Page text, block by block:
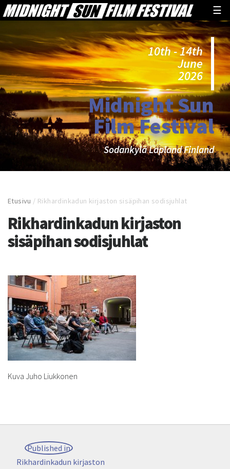
☰
10th - 14th
June
2026
Midnight Sun
Film Festival
Sodankylä Lapland Finland
Etusivu / Rikhardinkadun kirjaston sisäpihan sodisjuhlat
Rikhardinkadun kirjaston
sisäpihan sodisjuhlat
Kuva Juho Liukkonen
Post
navigation
Published in
Rikhardinkadun kirjaston